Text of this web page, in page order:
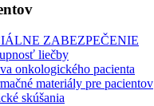
ZABEZPEČENIE
liečby
onkologického pacienta
materiály pre pacientov
skúšania